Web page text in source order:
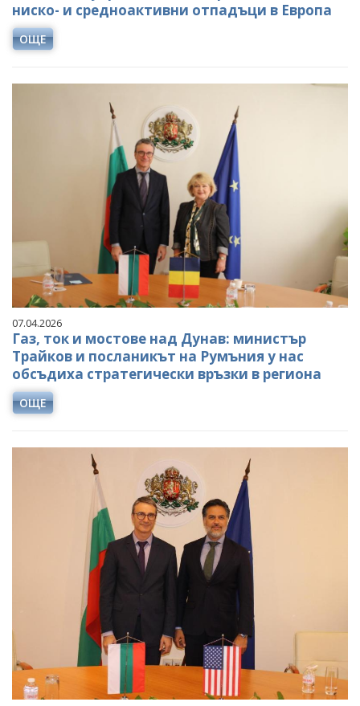
ниско- и средноактивни отпадъци в Европа
ОЩЕ
07.04.2026
Газ, ток и мостове над Дунав: министър
Трайков и посланикът на Румъния у нас
обсъдиха стратегически връзки в региона
ОЩЕ